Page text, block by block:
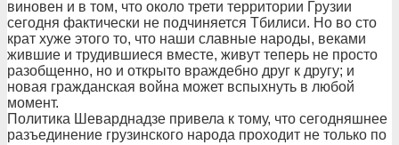
виновен и в том, что около трети территории Грузии
сегодня фактически не подчиняется Тбилиси. Но во сто
крат хуже этого то, что наши славные народы, веками
жившие и трудившиеся вместе, живут теперь не просто
разобщенно, но и открыто враждебно друг к другу; и
новая гражданская война может вспыхнуть в любой
момент.
Политика Шеварднадзе привела к тому, что сегодняшнее
разъединение грузинского народа проходит не только по